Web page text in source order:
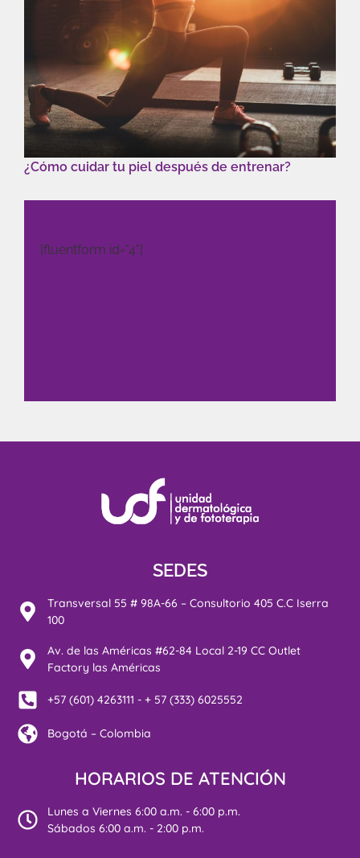
¿Cómo cuidar tu piel después de entrenar?
[fluentform id="4"]
SEDES
Transversal 55 # 98A-66 – Consultorio 405 C.C Iserra
100
Av. de las Américas #62-84 Local 2-19 CC Outlet
Factory las Américas
+57 (601) 4263111 - + 57 (333) 6025552
Bogotá – Colombia
HORARIOS DE ATENCIÓN
Lunes a Viernes 6:00 a.m. - 6:00 p.m.
Sábados 6:00 a.m. - 2:00 p.m.